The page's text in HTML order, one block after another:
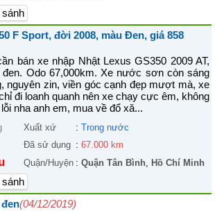
sánh
F Sport, đời 2008, màu Đen, giá 858
bán xe nhập Nhật Lexus GS350 2009 AT,
đen. Odo 67,000km. Xe nước sơn còn sáng
nguyên zin, viền góc cạnh đẹp mượt mà, xe
đi loanh quanh nên xe chạy cực êm, không
nha anh em, mua về đổ xă...
Xuất xứ : Trong nước
Đã sử dụng : 67.000 km
Quận/Huyện : Quận Tân Bình, Hồ Chí Minh
sánh
đen(04/12/2019)